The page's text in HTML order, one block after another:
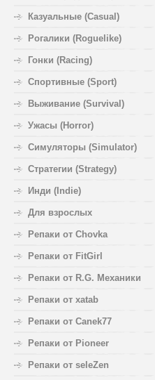
Казуальные (Casual)
Рогалики (Roguelike)
Гонки (Racing)
Спортивные (Sport)
Выживание (Survival)
Ужасы (Horror)
Симуляторы (Simulator)
Стратегии (Strategy)
Инди (Indie)
Для взрослых
Репаки от Chovka
Репаки от FitGirl
Репаки от R.G. Механики
Репаки от xatab
Репаки от Canek77
Репаки от Pioneer
Репаки от seleZen